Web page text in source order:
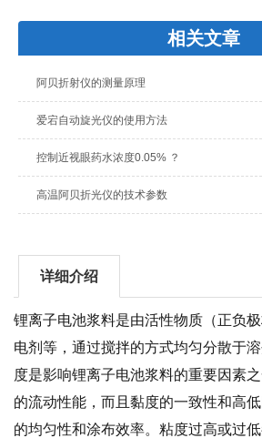
相关文章
阿贝折射仪的测量原理
爱宕自动旋光仪的使用方法
控制近视眼药水浓度0.05% ？
高温阿贝折光仪的技术参数
详细介绍
锂离子电池浆料是由活性物质（正负
电剂等，通过搅拌的方式均匀分散于
度是影响锂离子电池浆料的重要因素
的流动性能，而且黏度的一致性和高
的均匀性和涂布效率。粘度过高或过